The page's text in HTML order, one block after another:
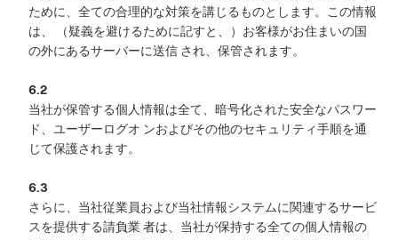
ために、全ての合理的な対策を講じるものとします。この情報
は、 （疑義を避けるために記すと、）お客様がお住まいの国
の外にあるサーバーに送信 され、保管されます。
6.2
当社が保管する個人情報は全て、暗号化された安全なパスワー
ド、ユーザーログオ ンおよびその他のセキュリティ手順を通
じて保護されます。
6.3
さらに、当社従業員および当社情報システムに関連するサービ
スを提供する請負業 者は、当社が保持する全ての個人情報の